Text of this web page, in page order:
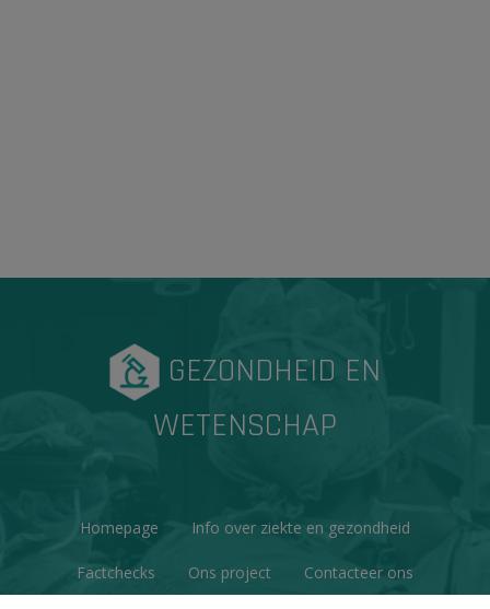
GEZONDHEID EN
WETENSCHAP
Homepage Info over ziekte en gezondheid
Factchecks Ons project Contacteer ons